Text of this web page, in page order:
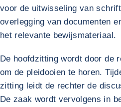
voor de uitwisseling van
overlegging van documenten
het relevante bewijsmateriaal.
De hoofdzitting wordt door de
om de pleidooien te horen.
zitting leidt de rechter de
De zaak wordt vervolgens in